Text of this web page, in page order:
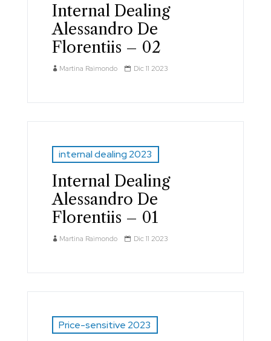
Internal Dealing
Alessandro De
Florentiis – 02
Martina Raimondo Dic 11 2023
internal dealing 2023
Internal Dealing
Alessandro De
Florentiis – 01
Martina Raimondo Dic 11 2023
Price-sensitive 2023